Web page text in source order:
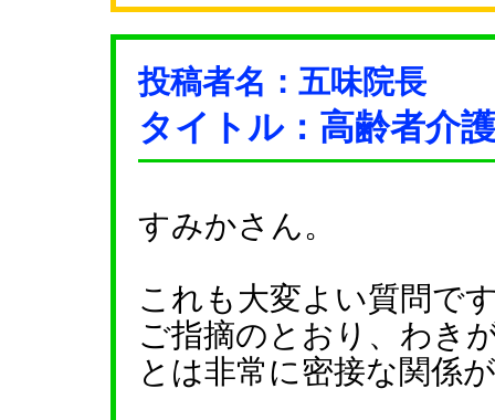
投稿者名：五味院長
タイトル：高齢者介
すみかさん。
これも大変よい質問で
ご指摘のとおり、わき
とは非常に密接な関係